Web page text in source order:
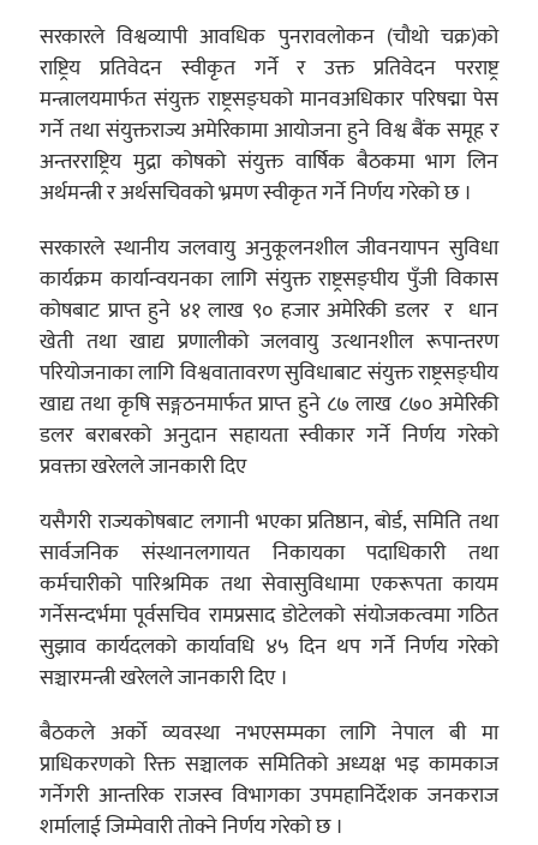
सरकारले विश्वव्यापी आवधिक पुनरावलोकन (चौथो चक्र)को
राष्ट्रिय प्रतिवेदन स्वीकृत गर्ने र उक्त प्रतिवेदन परराष्ट्र
मन्त्रालयमार्फत संयुक्त राष्ट्रसङ्घको मानवअधिकार परिषद्मा पेस
गर्ने तथा संयुक्तराज्य अमेरिकामा आयोजना हुने विश्व बैंक समूह र
अन्तरराष्ट्रिय मुद्रा कोषको संयुक्त वार्षिक बैठकमा भाग लिन
अर्थमन्त्री र अर्थसचिवको भ्रमण स्वीकृत गर्ने निर्णय गरेको छ ।
सरकारले स्थानीय जलवायु अनुकूलनशील जीवनयापन सुविधा
कार्यक्रम कार्यान्वयनका लागि संयुक्त राष्ट्रसङ्घीय पुँजी विकास
कोषबाट प्राप्त हुने ४१ लाख ९० हजार अमेरिकी डलर र धान
खेती तथा खाद्य प्रणालीको जलवायु उत्थानशील रूपान्तरण
परियोजनाका लागि विश्ववातावरण सुविधाबाट संयुक्त राष्ट्रसङ्घीय
खाद्य तथा कृषि सङ्गठनमार्फत प्राप्त हुने ८७ लाख ८७० अमेरिकी
डलर बराबरको अनुदान सहायता स्वीकार गर्ने निर्णय गरेको
प्रवक्ता खरेलले जानकारी दिए
यसैगरी राज्यकोषबाट लगानी भएका प्रतिष्ठान, बोर्ड, समिति तथा
सार्वजनिक संस्थानलगायत निकायका पदाधिकारी तथा
कर्मचारीको पारिश्रमिक तथा सेवासुविधामा एकरूपता कायम
गर्नेसन्दर्भमा पूर्वसचिव रामप्रसाद डोटेलको संयोजकत्वमा गठित
सुझाव कार्यदलको कार्यावधि ४५ दिन थप गर्ने निर्णय गरेको
सञ्चारमन्त्री खरेलले जानकारी दिए ।
बैठकले अर्को व्यवस्था नभएसम्मका लागि नेपाल बी मा
प्राधिकरणको रिक्त सञ्चालक समितिको अध्यक्ष भइ कामकाज
गर्नेगरी आन्तरिक राजस्व विभागका उपमहानिर्देशक जनकराज
शर्मालाई जिम्मेवारी तोक्ने निर्णय गरेको छ ।